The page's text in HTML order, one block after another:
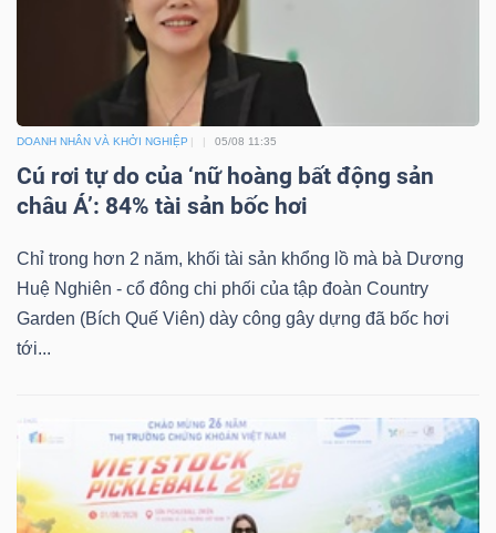
DOANH NHÂN VÀ KHỞI NGHIỆP 05/08 11:35
Cú rơi tự do của ‘nữ hoàng bất động sản
châu Á’: 84% tài sản bốc hơi
Chỉ trong hơn 2 năm, khối tài sản khổng lồ mà bà Dương
Huệ Nghiên - cổ đông chi phối của tập đoàn Country
Garden (Bích Quế Viên) dày công gây dựng đã bốc hơi
tới...